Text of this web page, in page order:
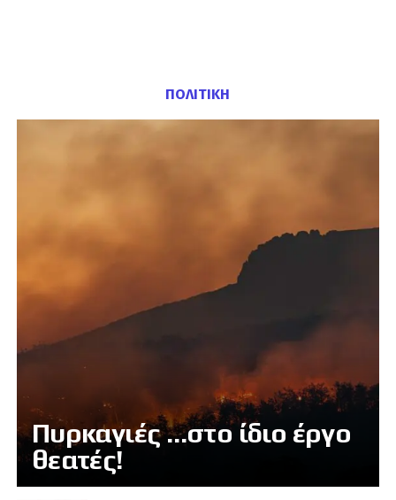
ΠΟΛΙΤΙΚΗ
Πυρκαγιές …στο ίδιο έργο
θεατές!